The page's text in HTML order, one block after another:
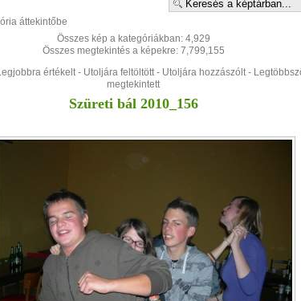
áttekintőbe
Összes kép a kategóriákban: 4,929
Összes megtekintés a képekre: 7,799,155
értékelt - Utoljára feltöltött - Utoljára hozzászólt -
megtekintett
Szüreti bál 2010_156